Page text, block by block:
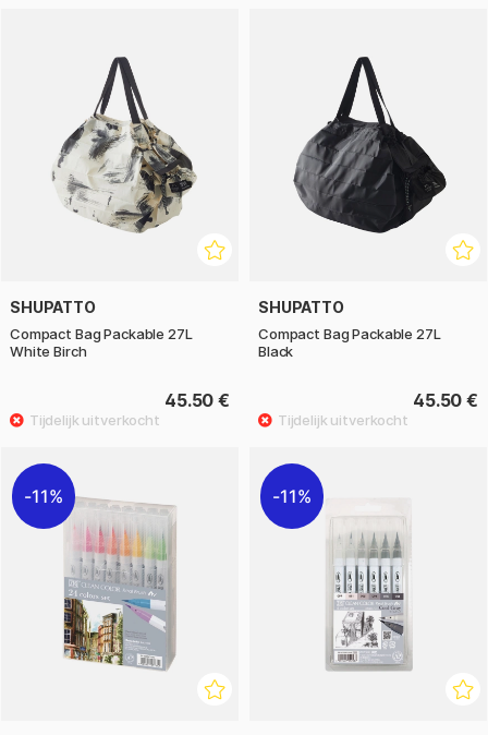
SHUPATTO
Compact Bag Packable 27L
White Birch
45.50 €
SHUPATTO
Compact Bag Packable 27L
Black
45.50 €
11% 11%